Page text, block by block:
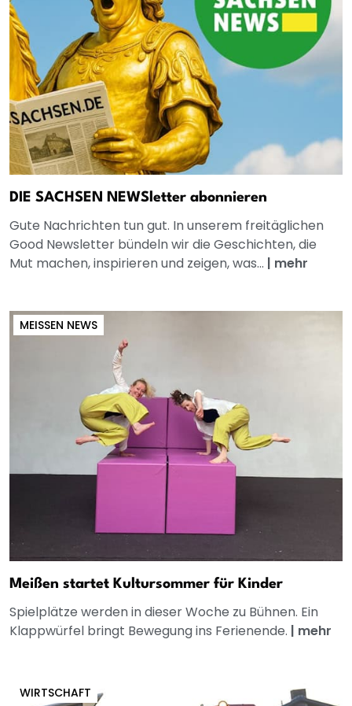
DIE SACHSEN NEWSletter abonnieren
Gute Nachrichten tun gut. In unserem freitäglichen
Good Newsletter bündeln wir die Geschichten, die
Mut machen, inspirieren und zeigen, was... | mehr
MEISSEN NEWS
Meißen startet Kultursommer für Kinder
Spielplätze werden in dieser Woche zu Bühnen. Ein
Klappwürfel bringt Bewegung ins Ferienende. | mehr
WIRTSCHAFT